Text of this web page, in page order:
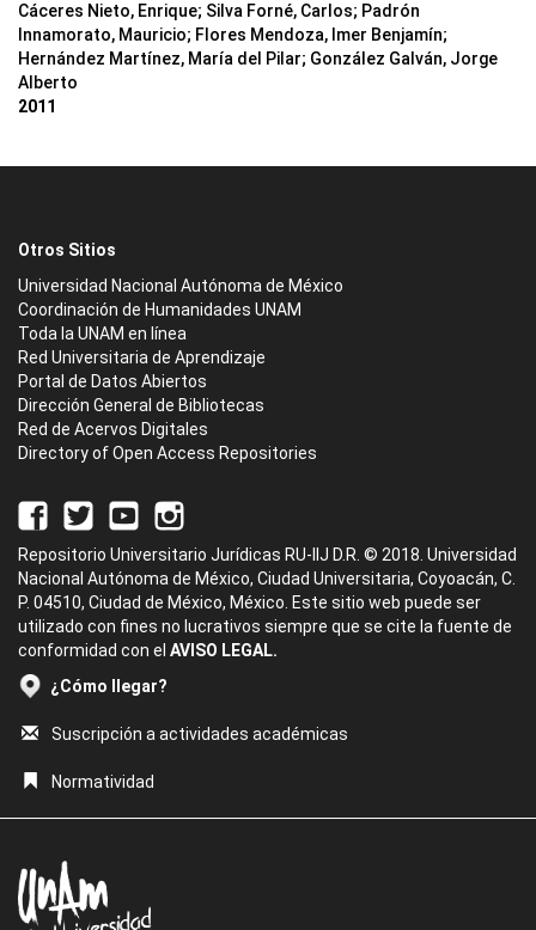
Cáceres Nieto, Enrique; Silva Forné, Carlos; Padrón
Innamorato, Mauricio; Flores Mendoza, Imer Benjamín;
Hernández Martínez, María del Pilar; González Galván, Jorge
Alberto
2011
Otros Sitios
Universidad Nacional Autónoma de México
Coordinación de Humanidades UNAM
Toda la UNAM en línea
Red Universitaria de Aprendizaje
Portal de Datos Abiertos
Dirección General de Bibliotecas
Red de Acervos Digitales
Directory of Open Access Repositories
Repositorio Universitario Jurídicas RU-IIJ D.R. © 2018. Universidad
Nacional Autónoma de México, Ciudad Universitaria, Coyoacán, C.
P. 04510, Ciudad de México, México. Este sitio web puede ser
utilizado con fines no lucrativos siempre que se cite la fuente de
conformidad con el AVISO LEGAL.
¿Cómo llegar?
Suscripción a actividades académicas
Normatividad